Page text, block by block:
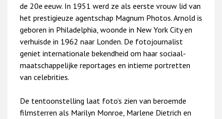
de 20e eeuw. In 1951 werd ze als eerste vrouw lid van
het prestigieuze agentschap Magnum Photos. Arnold is
geboren in Philadelphia, woonde in New York City en
verhuisde in 1962 naar Londen. De fotojournalist
geniet internationale bekendheid om haar sociaal-
maatschappelijke reportages en intieme portretten
van celebrities.
De tentoonstelling laat foto’s zien van beroemde
filmsterren als Marilyn Monroe, Marlene Dietrich en